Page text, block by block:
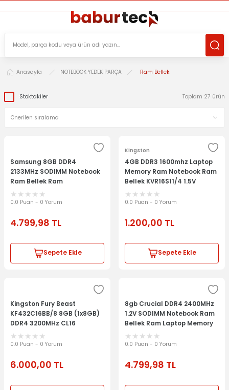
Anasayfa NOTEBOOK YEDEK PARÇA Ram Bellek
Stoktakiler Toplam 27 ürün
Samsung 8GB DDR4
2133MHz SODIMM Notebook
Ram Bellek Ram
M471A1G43DB0-CPB
0.0 Puan - 0 Yorum
4.799,98 TL
Sepete Ekle
Kingston
4GB DDR3 1600mhz Laptop
Memory Ram Notebook Ram
Bellek KVR16S11/4 1.5V
0.0 Puan - 0 Yorum
1.200,00 TL
Sepete Ekle
Kingston Fury Beast
KF432C16BB/8 8GB (1x8GB)
DDR4 3200MHz CL16
Masaüstü pc Siyah Gaming
Ram (Bellek)
0.0 Puan - 0 Yorum
6.000,00 TL
8gb Crucial DDR4 2400MHz
1.2V SODIMM Notebook Ram
Bellek Ram Laptop Memory
Notebook Bellek
0.0 Puan - 0 Yorum
4.799,98 TL